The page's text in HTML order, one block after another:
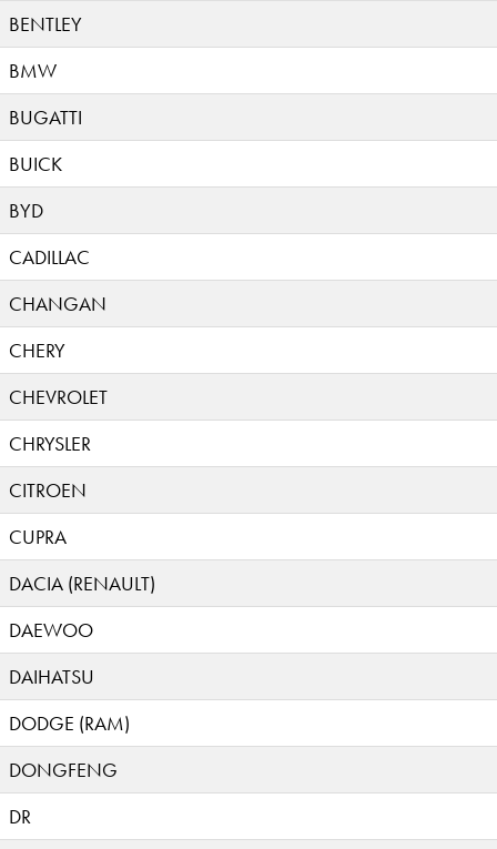
BENTLEY
BMW
BUGATTI
BUICK
BYD
CADILLAC
CHANGAN
CHERY
CHEVROLET
CHRYSLER
CITROEN
CUPRA
DACIA (RENAULT)
DAEWOO
DAIHATSU
DODGE (RAM)
DONGFENG
DR